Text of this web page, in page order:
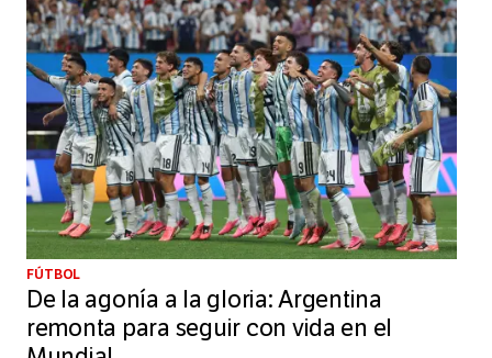
FÚTBOL
De la agonía a la gloria: Argentina
remonta para seguir con vida en el